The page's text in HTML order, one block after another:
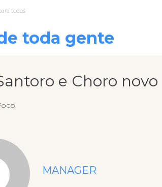
todos
toda gente
e Choro
MANAGER